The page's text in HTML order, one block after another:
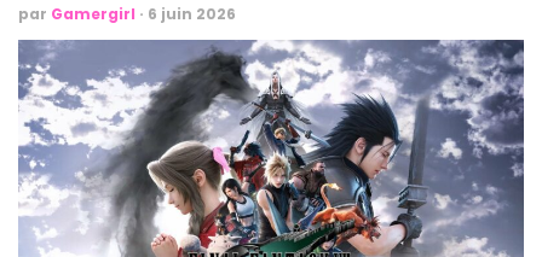
par Gamergirl · 6 juin 2026